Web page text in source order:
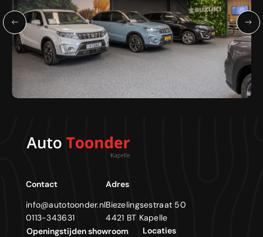
Contact
info@autotoonder.nl
0113-343631
Adres
Biezelingsestraat 50
4421 BT Kapelle
Openingstijden showroom
Locaties